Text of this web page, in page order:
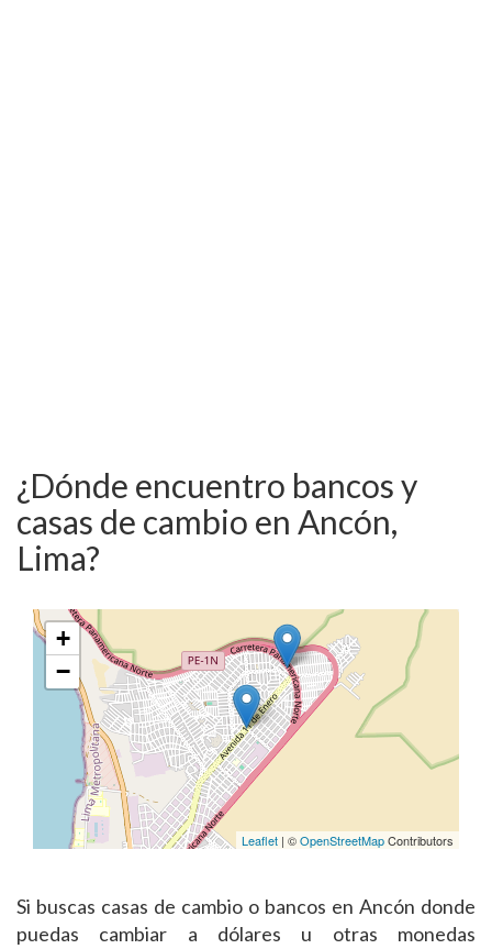
¿Dónde encuentro bancos y
casas de cambio en Ancón,
Lima?
+
−
Leaflet | ©OpenStreetMapContributors
Si buscas casas de cambio o bancos en Ancón donde
puedas cambiar a dólares u otras monedas